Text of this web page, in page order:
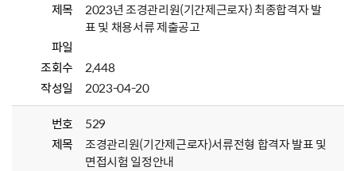
제목
2023년 조경관리원(기간제근로자) 최종합격자 발
표 및 채용서류 제출공고
파일
조회수
2,448
작성일
2023-04-20
번호
529
제목
조경관리원(기간제근로자)서류전형 합격자 발표 및
면접시험 일정안내